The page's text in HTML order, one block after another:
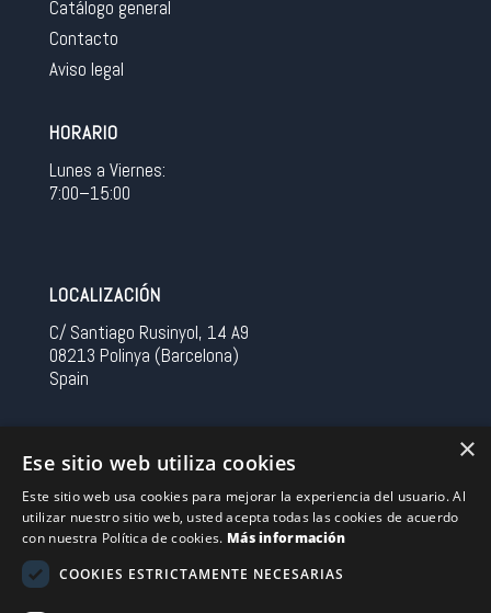
Catálogo general
Contacto
Aviso legal
HORARIO
Lunes a Viernes:
7:00–15:00
LOCALIZACIÓN
C/ Santiago Rusinyol, 14 A9
08213 Polinya (Barcelona)
Spain
Tel 0034 93 713 37 30
sermovil@sertronic.es
Acceso intranet para representantes
×
Ese sitio web utiliza cookies
Este sitio web usa cookies para mejorar la experiencia del usuario. Al
utilizar nuestro sitio web, usted acepta todas las cookies de acuerdo
con nuestra Política de cookies. Más información
COOKIES ESTRICTAMENTE NECESARIAS